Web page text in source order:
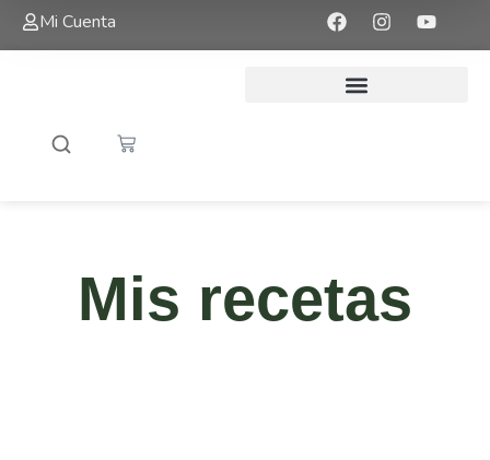
Mi Cuenta
Mis recetas